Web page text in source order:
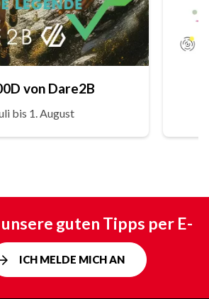
von Dare2B
bis 1. August
guten Tipps per E-
ICH MELDE MICH AN